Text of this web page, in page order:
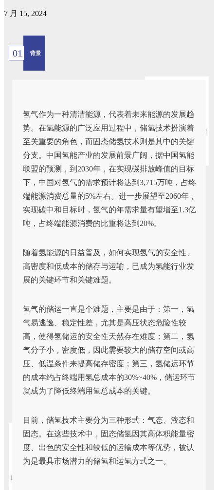
7 月 15, 2024
01 背景
氢气作为一种清洁能源，代表着未来能源的发展趋
势。在氢能源的广泛应用过程中，储氢技术扮演着
至关重要的角色，而固态储氢技术则是其中的关键
分支。中国氢能产业的发展前景广阔，据中国氢能
联盟的预测，到2030年，在实现碳排放峰值的目标
下，中国对氢气的需求预计将达到3,715万吨，占终
端能源消费总量的5%左右。进一步展望至2060年，
实现碳中和目标时，氢气的年需求量有望增至1.3亿
吨，占终端能源消费的比重将达到20%。
随着氢能源的日益普及，如何实现氢气的安全性、
高密度和低成本的储存与运输，已成为氢能行业发
展的关键环节和关键难题。
氢气的储运一直是个难题，主要是由于：第一，氢
气易逃逸、稳定性差，尤其是高压状态危险性较
高，使得氢储运的安全性天然存在难度；第二，氢
气分子小，密度低，因此需要较大的储存空间或高
压、低温条件来提高储存密度；第三，氢储运环节
的成本约占终端用氢总成本的30%~40%，储运环节
就成为了降低终端用氢总成本的关键。
目前，储氢技术主要分为三种形式：气态、液态和
固态。在这些技术中，固态储氢因其高体积能量密
度、出色的安全性和较低的运输成本等优势，被认
为是最具市场潜力的储氢和运氢方式之一。